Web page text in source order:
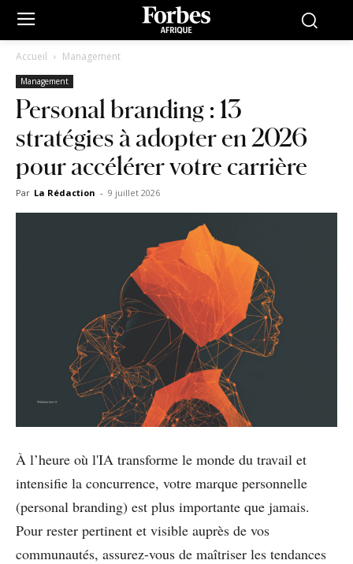
Accueil Management
Management
Personal branding : 13
stratégies à adopter en 2026
pour accélérer votre carrière
Par La Rédaction - 9 juillet 2026
À l’heure où l'IA transforme le monde du travail et
intensifie la concurrence, votre marque personnelle
(personal branding) est plus importante que jamais.
Pour rester pertinent et visible auprès de vos
communautés, assurez-vous de maîtriser les tendances